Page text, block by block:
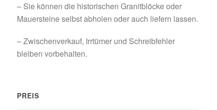
– Sie können die historischen Granitblöcke oder
Mauersteine selbst abholen oder auch liefern lassen.
– Zwischenverkauf, Irrtümer und Schreibfehler
bleiben vorbehalten.
PREIS